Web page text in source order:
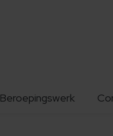
Beroepingswerk